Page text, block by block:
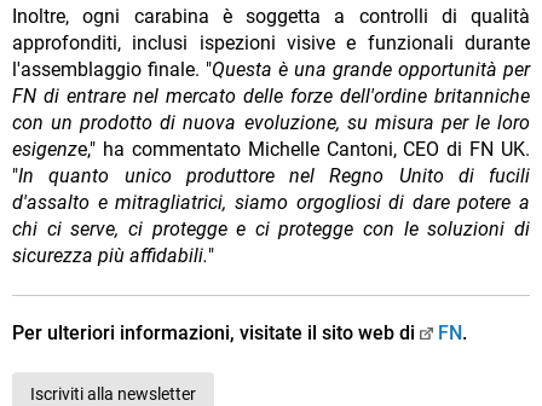
Inoltre, ogni carabina è soggetta a controlli di qualità
approfonditi, inclusi ispezioni visive e funzionali durante
l'assemblaggio finale. "Questa è una grande opportunità per
FN di entrare nel mercato delle forze dell'ordine britanniche
con un prodotto di nuova evoluzione, su misura per le loro
esigenze," ha commentato Michelle Cantoni, CEO di FN UK.
"In quanto unico produttore nel Regno Unito di fucili
d'assalto e mitragliatrici, siamo orgogliosi di dare potere a
chi ci serve, ci protegge e ci protegge con le soluzioni di
sicurezza più affidabili."
Per ulteriori informazioni, visitate il sito web di FN.
Iscriviti alla newsletter